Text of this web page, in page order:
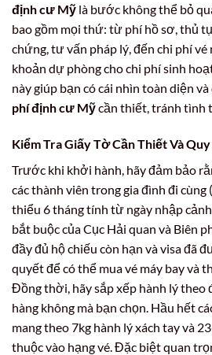
định cư Mỹ là bước không thể bỏ
bao gồm mọi thứ: từ phí hồ sơ, thủ
chứng, tư vấn pháp lý, đến chi phí vé
khoản dự phòng cho chi phí sinh
này giúp bạn có cái nhìn toàn diện
phí định cư Mỹcần thiết, tránh tình
Kiểm Tra Giấy Tờ Cần Thiết Và
Trước khi khởi hành, hãy đảm bảo
các thành viên trong gia đình đi cùng
thiểu 6 tháng tính từ ngày nhập
bắt buộc của Cục Hải quan và Biên
đầy đủ hộ chiếu còn hạn và visa đã
quyết để có thể mua vé máy bay và
Đồng thời, hãy sắp xếp hành lý theo
hàng không mà bạn chọn. Hầu hết
mang theo 7kg hành lý xách tay và
thuộc vào hạng vé. Đặc biệt quan